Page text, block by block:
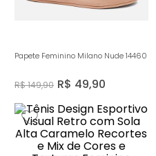
Papete Feminino Milano Nude 14460
R$149,90 R$ 49,90